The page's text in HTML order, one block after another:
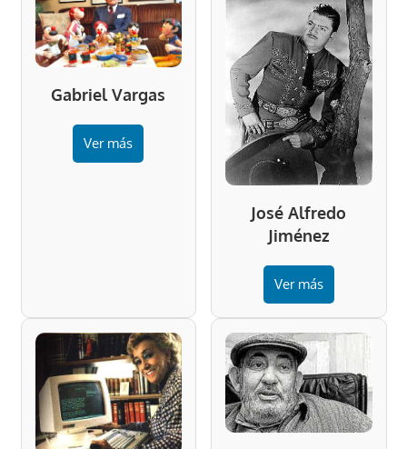
Gabriel Vargas
Ver más
José Alfredo
Jiménez
Ver más